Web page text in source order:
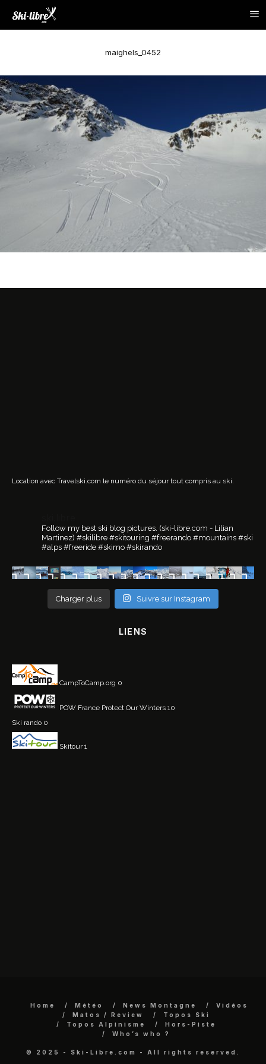
maighels_0452
Location avec Travelski.com le numéro du séjour tout compris au ski.
Follow my best ski blog pictures. (ski-libre.com - Lilian
Martinez) #skilibre #skitouring #freerando #mountains #ski
#alps #freeride #skimo #skirando
Charger plus Suivre sur Instagram
LIENS
CampToCamp.org 0
POW France Protect Our Winters 10
Ski rando 0
Skitour1
Home Météo News Montagne
Vidéos
Matos / Review
Topos Ski
Topos Alpinisme
Hors-Piste
Who’s who ?
© 2025 - Ski-Libre.com - All rights reserved.